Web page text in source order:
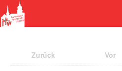
Zurück Vor